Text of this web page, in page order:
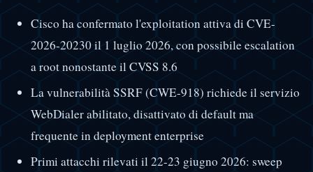
Cisco ha confermato l'exploitation attiva di CVE-
2026-20230 il 1 luglio 2026, con possibile escalation
a root nonostante il CVSS 8.6
La vulnerabilità SSRF (CWE-918) richiede il servizio
WebDialer abilitato, disattivato di default ma
frequente in deployment enterprise
Primi attacchi rilevati il 22-23 giugno 2026: sweep